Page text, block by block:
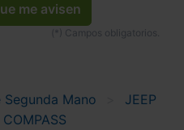
me avisen
Segunda Mano
JEEP